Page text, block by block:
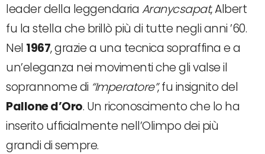
leader della leggendaria Aranycsapat, Albert
fu la stella che brillò più di tutte negli anni ’60.
Nel 1967, grazie a una tecnica sopraffina e a
un’eleganza nei movimenti che gli valse il
soprannome di “Imperatore”, fu insignito del
Pallone d’Oro. Un riconoscimento che lo ha
inserito ufficialmente nell’Olimpo dei più
grandi di sempre.